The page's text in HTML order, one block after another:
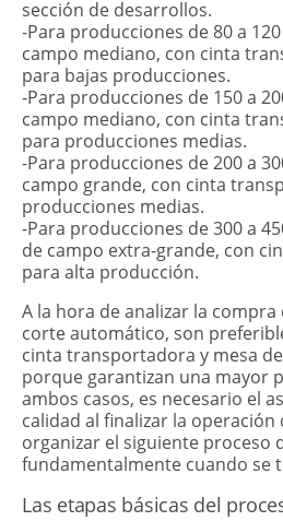
sección de desarrollos.
-Para producciones de 80 a
campo mediano, con cinta
para bajas producciones.
-Para producciones de 150 a
campo mediano, con cinta
para producciones medias.
-Para producciones de 200 a
campo grande, con cinta
producciones medias.
-Para producciones de 300 a
de campo extra-grande, con
para alta producción.
A la hora de analizar la
corte automático, son
cinta transportadora y mesa
porque garantizan una mayor
ambos casos, es necesario el
calidad al finalizar la
organizar el siguiente proceso
fundamentalmente cuando se
Las etapas básicas del